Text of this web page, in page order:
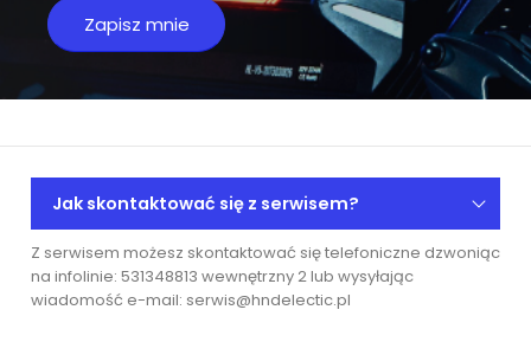
Jak skontaktować się z serwisem?
Z serwisem możesz skontaktować się telefoniczne dzwoniąc
na infolinie: 531348813 wewnętrzny 2 lub wysyłając
wiadomość e-mail: serwis@hndelectic.pl